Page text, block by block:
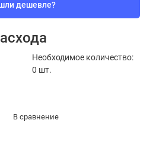
дешевле?
Необходимое количество:
0 шт.
В сравнение